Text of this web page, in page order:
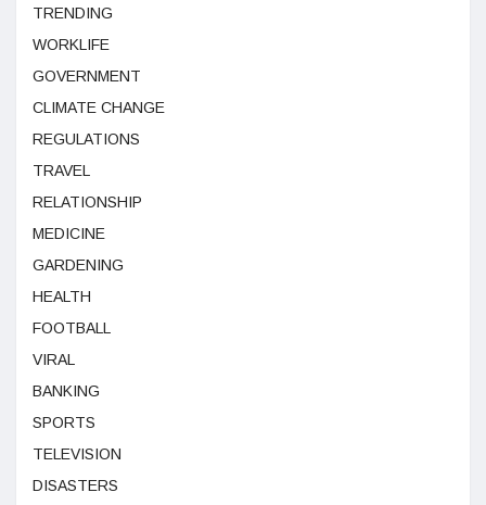
TRENDING
WORKLIFE
GOVERNMENT
CLIMATE CHANGE
REGULATIONS
TRAVEL
RELATIONSHIP
MEDICINE
GARDENING
HEALTH
FOOTBALL
VIRAL
BANKING
SPORTS
TELEVISION
DISASTERS